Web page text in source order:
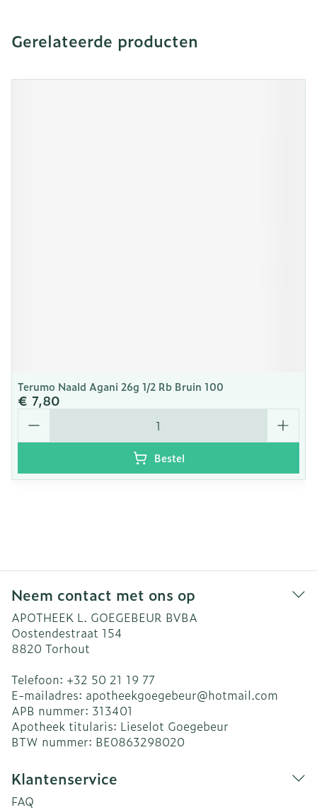
Gerelateerde producten
Navigeren door de elementen van de carrousel is
Druk om carrousel over te slaan
Druk op om naar carrouselnavigatie te gaan
Terumo Naald Agani 26g 1/2 Rb Bruin 100
€ 7,80
Aantal
Bestel
Neem contact met ons op
APOTHEEK L. GOEGEBEUR BVBA
Oostendestraat 154
8820 Torhout
Telefoon: +32 50 21 19 77
E-mailadres: apotheekgoegebeur@hotmail.com
APB nummer: 313401
Apotheek titularis: Lieselot Goegebeur
BTW nummer: BE0863298020
Klantenservice
FAQ